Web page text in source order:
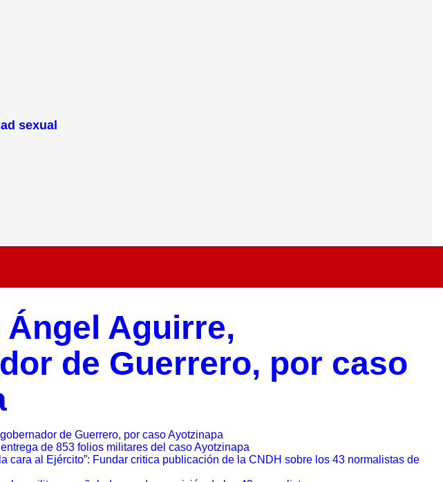
sexual
Ángel Aguirre,
de Guerrero, por caso
de Guerrero, por caso Ayotzinapa
de 853 folios militares del caso Ayotzinapa
cara al Ejército”: Fundar critica publicación de la CNDH sobre los 43 normalistas de